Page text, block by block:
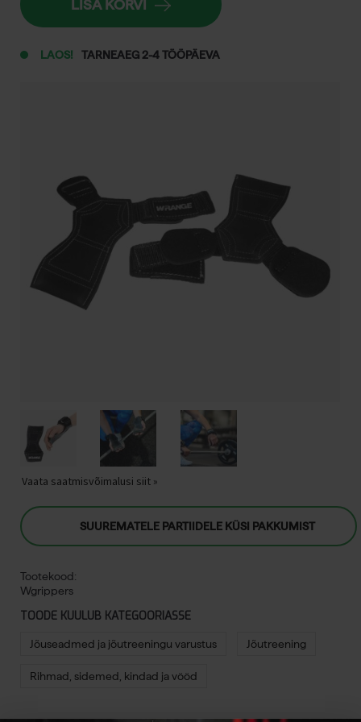
LAOS! TARNEAEG 2-4 TÖÖPÄEVA
LISA KORVI
Vaata saatmisvõimalusi siit »
SUUREMATELE PARTIIDELE KÜSI PAKKUMIST
Tootekood:
Wgrippers
TOODE KUULUB KATEGOORIASSE
Jõuseadmed ja jõutreeningu varustus Jõutreening
Rihmad, sidemed, kindad ja vööd